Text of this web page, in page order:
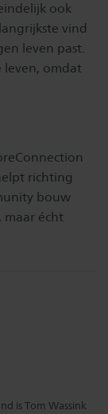
ook
vind
leven past.
leven, omdat
richting
bouw
maar écht
is Tom Wassink